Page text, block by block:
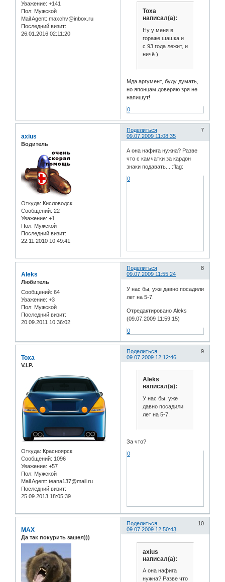
Уважение: +141
Пол: Мужской
Mail Agent: maxchv@inbox.ru
Последний визит:
26.01.2016 02:11:20
Toxa
написал(а):
Ну у меня в
гораже шашка и
с 93 года лежит, и
ничё )
Мда аргумент, буду думать,
но японцам доверяю зря не
напишут!
0
Поделиться
7
09.07.2009 11:08:35
axius
Водитель
Откуда: Кисловодск
Сообщений: 22
Уважение: +1
Пол: Мужской
Последний визит:
22.11.2010 10:49:41
А она нафига нужна? Разве
что с камчатки за кардон
знаки подавать... :flag:
0
Поделиться
8
09.07.2009 11:55:24
Aleks
Любитель
Сообщений: 64
Уважение: +3
Пол: Мужской
Последний визит:
20.09.2011 10:36:02
У нас бы, уже давно посадили
лет на 5-7.
Отредактировано Aleks
(09.07.2009 11:59:15)
0
Поделиться
9
09.07.2009 12:12:46
Toxa
V.I.P.
Откуда: Красноярск
Сообщений: 1096
Уважение: +57
Пол: Мужской
Mail Agent: teana137@mail.ru
Последний визит:
25.09.2013 18:05:39
Aleks
написал(а):
У нас бы, уже
давно посадили
лет на 5-7.
За что?
0
Поделиться
10
09.07.2009 12:50:43
MAX
Да так покурить зашел)))
axius
написал(а):
А она нафига
нужна? Разве что